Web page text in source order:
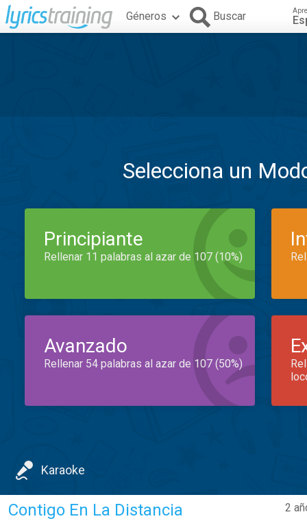
Géneros Buscar
Selecciona un
Principiante
Rellenar 11 palabras al azar de 107 (10%)
Avanzado
Rellenar 54 palabras al azar de 107 (50%)
Karaoke
2
Contigo En La Distancia